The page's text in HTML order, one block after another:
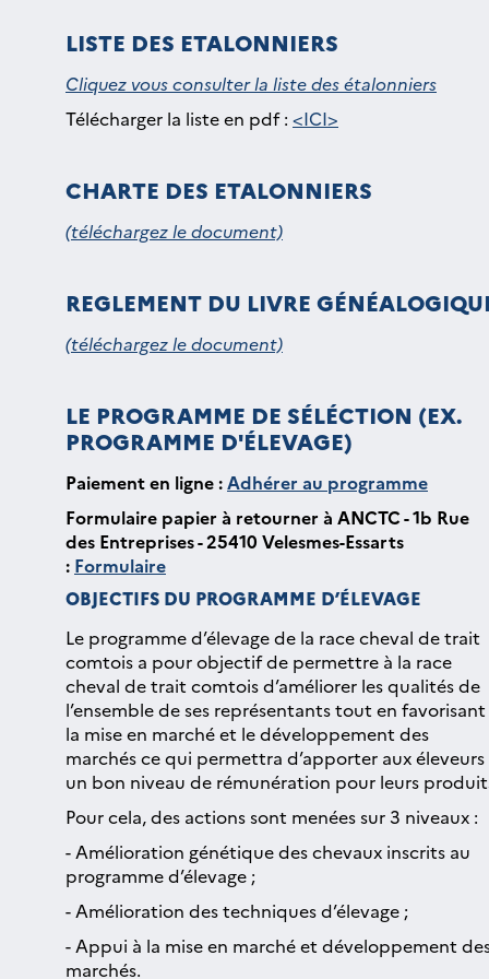
LISTE DES ETALONNIERS
Cliquez vous consulter la liste des étalonniers
Télécharger la liste en pdf : <ICI>
CHARTE DES ETALONNIERS
(téléchargez le document)
REGLEMENT DU LIVRE
(téléchargez le document)
LE PROGRAMME DE SÉLÉCTION (EX.
PROGRAMME D'ÉLEVAGE)
Paiement en ligne :Adhérer au programme
Formulaire papier à retourner à ANCTC - 1b Rue
des Entreprises - 25410 Velesmes-Essarts
: Formulaire
OBJECTIFS DU PROGRAMME D’ÉLEVAGE
Le programme d’élevage de la race cheval de trait
comtois a pour objectif de permettre à la race
cheval de trait comtois d’améliorer les qualités de
l’ensemble de ses représentants tout en favorisant
la mise en marché et le développement des
marchés ce qui permettra d’apporter aux éleveurs
un bon niveau de rémunération pour leurs
Pour cela, des actions sont menées sur 3 niveaux :
- Amélioration génétique des chevaux inscrits au
programme d’élevage ;
- Amélioration des techniques d’élevage ;
- Appui à la mise en marché et développement
marchés.